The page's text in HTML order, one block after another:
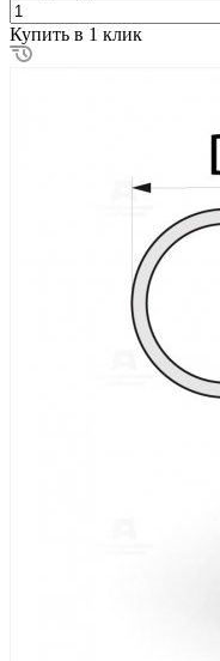
Купить в 1 клик